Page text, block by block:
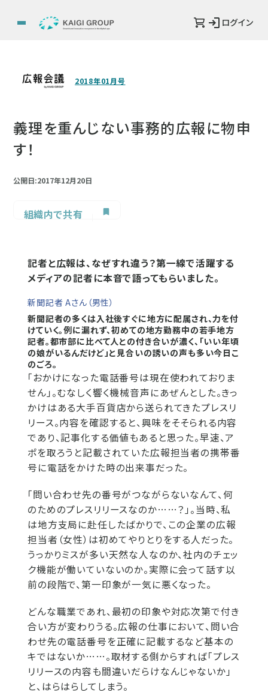
ログイン
2018年01月号
義理を重んじない事務的広報に物申
す！
公開日:2017年12月20日
組織内で共有
記者と広報は、なぜすれ違う？第一線で活躍する
メディアの記者に本音で語ってもらいました。
新聞記者 Aさん（男性）
新聞記者の多くは入社後すぐに地方に配属され、力を付
けていく。例に漏れず、初めての地方勤務中の若手地方
記者。都市部に比べて人との付き合いが濃く、「いい年頃
の娘がいるんだけど」と見合いの誘いの声も多い今日こ
のごろ。
「おかけになった電話番号は現在使われておりま
せん」。むなしく響く機械音声にあぜんとした。きっ
かけはある大手百貨店から送られてきたプレスリ
リース。内容を確認すると、興味をそそられる内容
であり、記事化する価値もあると思った。早速、ア
ポを取ろうと記載されていた広報担当者の携帯番
号に電話をかけた時の出来事だった。
「問い合わせ先の番号がつながらないなんて、何
のためのプレスリリースなのか……？」。当時、私
は地方支局に赴任したばかりで、この企業の広報
担当者（女性）は初めてやりとりをする人だった。
うっかりミスが多い天然な人なのか、社内のチェッ
ク機能が働いていないのか。実際に会って話す以
前の段階で、第一印象が一気に悪くなった。
どんな職業であれ、最初の印象や対応次第で付き
合い方が変わりうる。広報の仕事において、問い合
わせ先の電話番号を正確に記載するなど基本の
キではないか……。取材する側からすれば「プレス
リリースの内容も間違いだらけなんじゃないか」
と、はらはらしてしまう。